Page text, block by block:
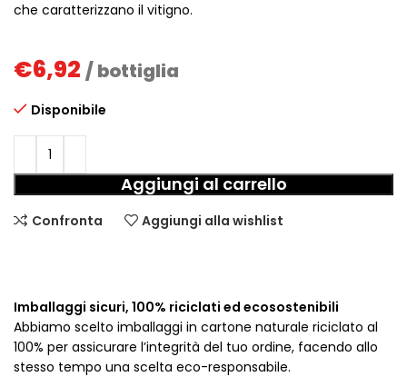
che caratterizzano il vitigno.
€6,92 / bottiglia
Disponibile
Aggiungi al carrello
Confronta Aggiungi alla wishlist
Imballaggi sicuri, 100% riciclati ed ecosostenibili
Abbiamo scelto imballaggi in cartone naturale riciclato al
100% per assicurare l’integrità del tuo ordine, facendo allo
stesso tempo una scelta eco-responsabile.